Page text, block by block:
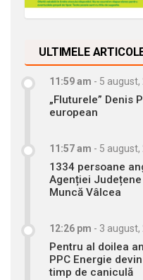
ULTIMELE
11:59 am - 5 august,
„Fluturele” Denis
european
11:57 am - 5 august,
1334 persoane
Agenției
Muncă Vâlcea
12:26 pm - 3 august,
Pentru al doilea
PPC Energie
timp de caniculă